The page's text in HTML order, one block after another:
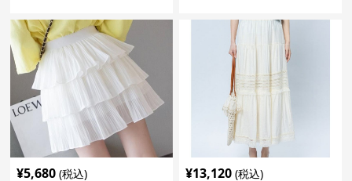
¥5,680 (税込) ¥13,120 (税込)